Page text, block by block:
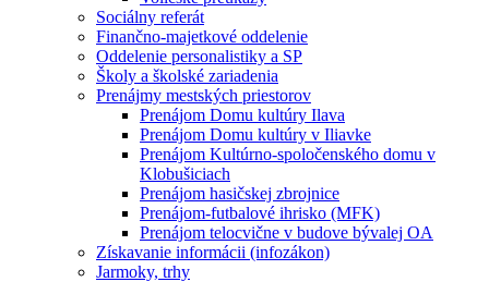
Sociálny referát
Finančno-majetkové oddelenie
Oddelenie personalistiky a SP
Školy a školské zariadenia
Prenájmy mestských priestorov
Prenájom Domu kultúry Ilava
Prenájom Domu kultúry v Iliavke
Prenájom Kultúrno-spoločenského domu v
Klobušiciach
Prenájom hasičskej zbrojnice
Prenájom-futbalové ihrisko (MFK)
Prenájom telocvične v budove bývalej OA
Získavanie informácii (infozákon)
Jarmoky, trhy